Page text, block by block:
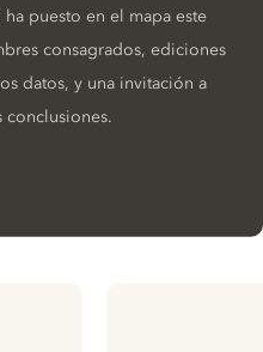
puesto en el mapa este
consagrados, ediciones
datos, y una invitación a
conclusiones.